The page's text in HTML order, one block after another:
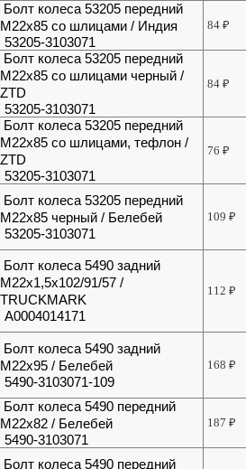
Болт колеса 53205 передний
М22х85 со шлицами / Индия
53205-3103071
84₽
Болт колеса 53205 передний
М22х85 со шлицами черный /
ZTD
53205-3103071
84₽
Болт колеса 53205 передний
М22х85 со шлицами, тефлон /
ZTD
53205-3103071
76₽
Болт колеса 53205 передний
М22х85 черный / Белебей
53205-3103071
109₽
Болт колеса 5490 задний
М22х1,5х102/91/57 /
TRUCKMARK
A0004014171
112₽
Болт колеса 5490 задний
М22х95 / Белебей
5490-3103071-109
168₽
Болт колеса 5490 передний
М22х82 / Белебей
5490-3103071
187₽
Болт колеса 5490 передний